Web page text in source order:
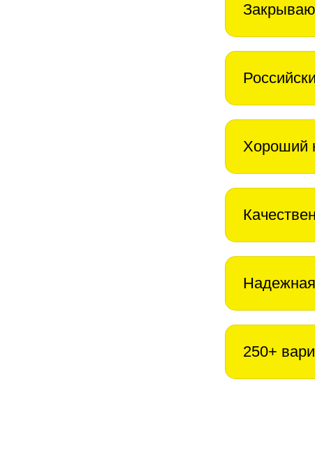
Хороший
250+